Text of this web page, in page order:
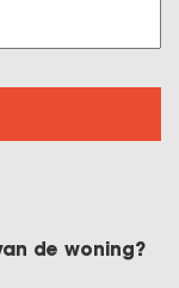
de woning?